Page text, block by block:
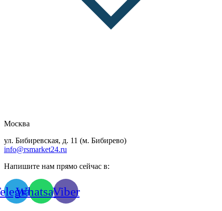
Москва
ул. Бибиревская, д. 11 (м. Бибирево)
info@rsmarket24.ru
Напишите нам прямо сейчас в:
WhatsappViber